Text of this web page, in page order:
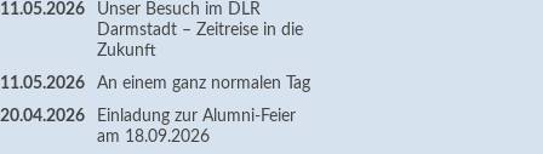
11.05.2026
Unser Besuch im DLR
Darmstadt – Zeitreise in die
Zukunft
11.05.2026
An einem ganz normalen Tag
20.04.2026
Einladung zur Alumni-Feier
am 18.09.2026